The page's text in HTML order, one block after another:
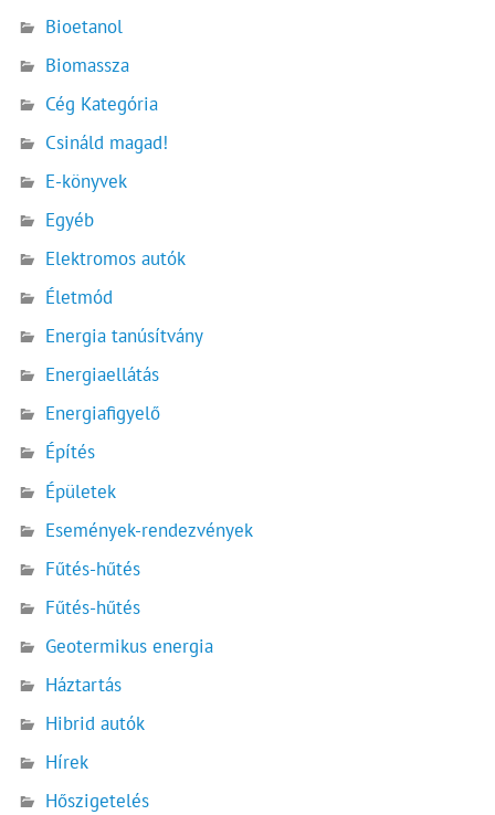
Bioetanol
Biomassza
Cég Kategória
Csináld magad!
E-könyvek
Egyéb
Elektromos autók
Életmód
Energia tanúsítvány
Energiaellátás
Energiafigyelő
Építés
Épületek
Események-rendezvények
Fűtés-hűtés
Fűtés-hűtés
Geotermikus energia
Háztartás
Hibrid autók
Hírek
Hőszigetelés